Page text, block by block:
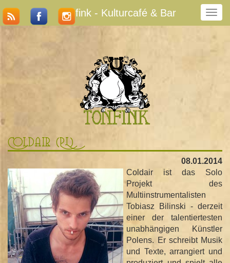
N
a
s
c
h
a
t
e
n
Tonfink - Kulturcafé & Bar
Coldair (PL)
08.01.2014
Coldair ist das Solo
Projekt des
Multiinstrumentalisten
Tobiasz Bilinski - derzeit
einer der talentiertesten
unabhängigen Künstler
Polens. Er schreibt Musik
und Texte, arrangiert und